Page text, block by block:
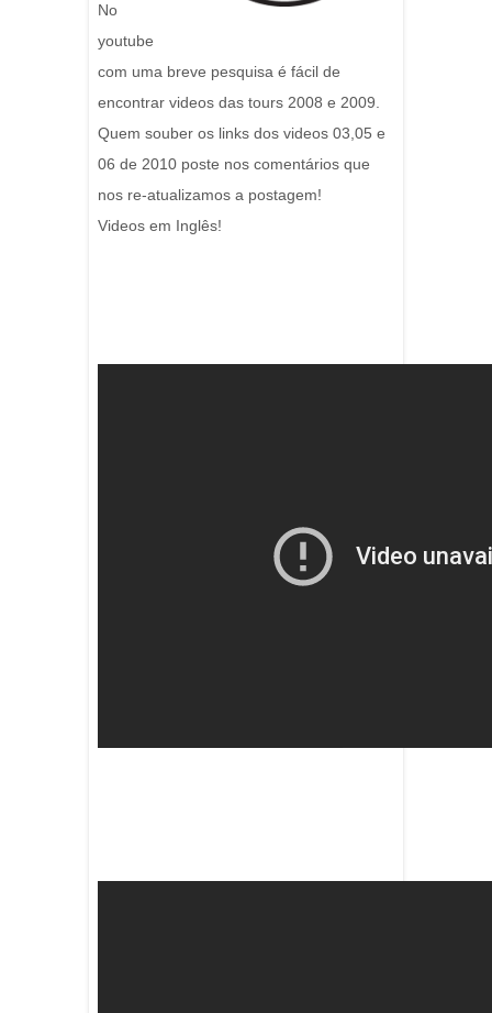
No
youtube
com uma breve pesquisa é fácil de
encontrar videos das tours 2008 e 2009.
Quem souber os links dos videos 03,05 e
06 de 2010 poste nos comentários que
nos re-atualizamos a postagem!
Videos em Inglês!